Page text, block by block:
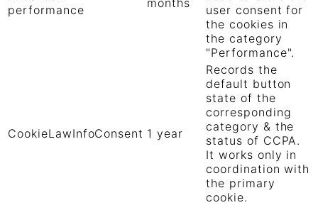
performance
user consent for
the cookies in
the category
"Performance".
CookieLawInfoConsent 1 year
Records the
default button
state of the
corresponding
category & the
status of CCPA.
It works only in
coordination with
the primary
cookie.